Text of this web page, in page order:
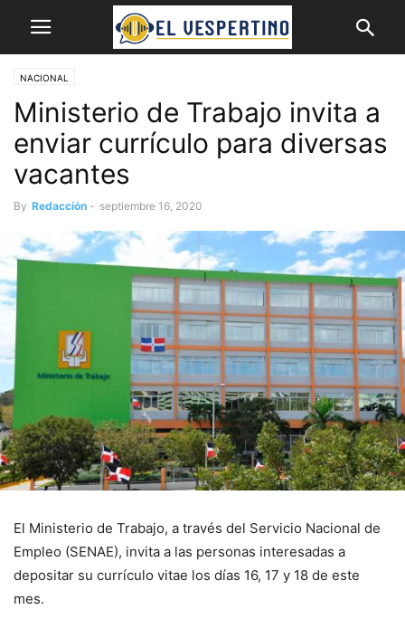
NACIONAL
Ministerio de Trabajo invita a
enviar currículo para diversas
vacantes
By Redacción - septiembre 16, 2020
El Ministerio de Trabajo, a través del Servicio Nacional de
Empleo (SENAE), invita a las personas interesadas a
depositar su currículo vitae los días 16, 17 y 18 de este
mes.